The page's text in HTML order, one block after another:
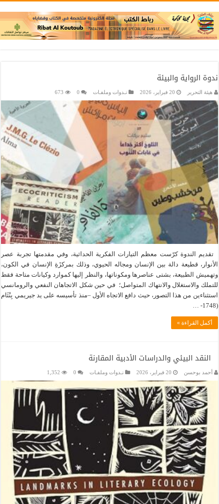
ندوة الرواية والبيئة
هيئة التحرير 20 فبراير، 2026 نـدوات وملفـات 0
673
تقديم الندوة كرّست معظم التيارات الفكرية الحداثية، وفي مقدمتها تجربة عصر
الأنوار، قطيعة دالة بين الإنسان ومجاله الحيوي، وذلك بمركزََةِ الإنسان في الكون،
وتهميش الطبيعة، بشتى عناصرها ومكوناتها، والنظر إليها كموارد وكيانات متاحة فقط
للتملك والاستغلال والانتهاك المتواصل؛ في حين شكل الاتجاهان النفعي والرومانسي
استثناءين من هذا التصور، حيث دافع الاتجاه الأول –منذ تأسيسه على يد جيريمي بِنْثَام
(1748- …
أكمل القراءة »
النقد البيئي والدراسات الأدبية المقارنة
أحمد بوحسن 20 فبراير، 2026 نـدوات وملفـات 0
1,352